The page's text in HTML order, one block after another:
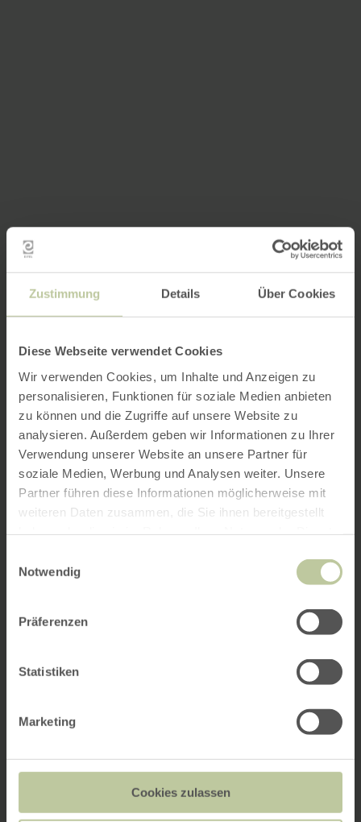
Zustimmung Details Über Cookies
Diese Webseite verwendet Cookies
Wir verwenden Cookies, um Inhalte und Anzeigen zu
personalisieren, Funktionen für soziale Medien anbieten
zu können und die Zugriffe auf unsere Website zu
analysieren. Außerdem geben wir Informationen zu Ihrer
Verwendung unserer Website an unsere Partner für
soziale Medien, Werbung und Analysen weiter. Unsere
Partner führen diese Informationen möglicherweise mit
weiteren Daten zusammen, die Sie ihnen bereitgestellt
Notwendig
Präferenzen
Statistiken
Marketing
Cookies zulassen